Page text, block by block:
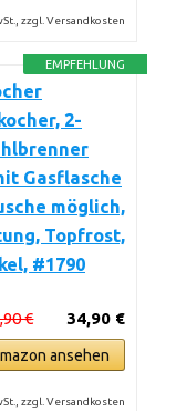
zzgl. Versandkosten
EMPFEHLUNG
2-
Gasflasche
möglich,
Topfrost,
#1790
34,90 €
€
ansehen
zzgl. Versandkosten